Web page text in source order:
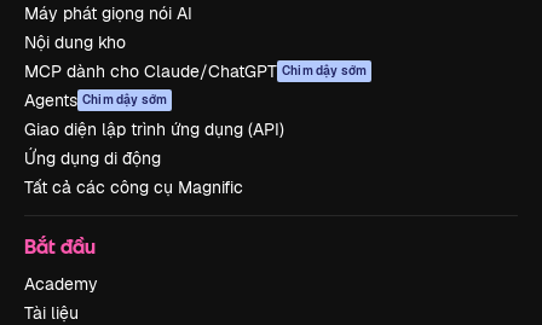
Máy phát giọng nói AI
Nội dung kho
MCP dành cho Claude/ChatGPT Chim dậy sớm
Agents Chim dậy sớm
Giao diện lập trình ứng dụng (API)
Ứng dụng di động
Tất cả các công cụ Magnific
Bắt đầu
Academy
Tài liệu